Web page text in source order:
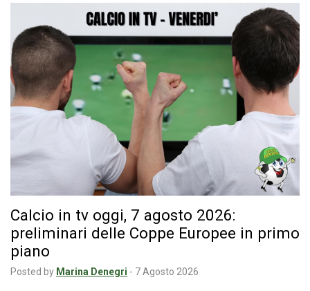
Calcio in tv oggi, 7 agosto 2026:
preliminari delle Coppe Europee in primo
piano
Posted by Marina Denegri - 7 Agosto 2026